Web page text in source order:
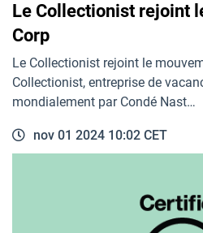
Le Collectionist rejoint
Corp
Le Collectionist rejoint le
Collectionist, entreprise de
mondialement par Condé Nast…
nov 01 2024 10:02 CET